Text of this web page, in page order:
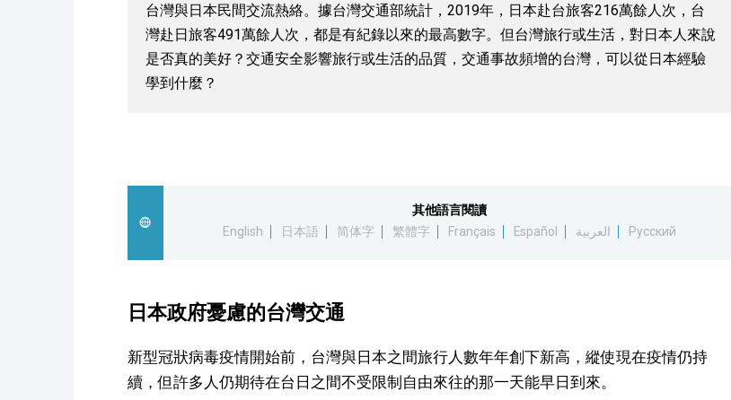
台灣與日本民間交流熱絡。據台灣交通部統計，2019年，日本赴台旅客216萬餘人次，台
灣赴日旅客491萬餘人次，都是有紀錄以來的最高數字。但台灣旅行或生活，對日本人來說
是否真的美好？交通安全影響旅行或生活的品質，交通事故頻增的台灣，可以從日本經驗
學到什麼？
其他語言閱讀
English
日本語 简体字 繁體字 Français Español العربية Русский
日本政府憂慮的台灣交通
新型冠狀病毒疫情開始前，台灣與日本之間旅行人數年年創下新高，縱使現在疫情仍持
續，但許多人仍期待在台日之間不受限制自由來往的那一天能早日到來。